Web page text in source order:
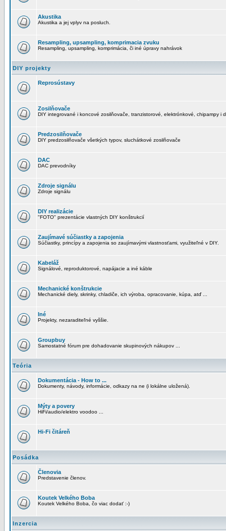
Akustika
Akustika a jej vplyv na posluch.
Resampling, upsampling, komprimacia zvuku
Resampling, upsampling, komprimácia, či iné úpravy nahrávok
DIY projekty
Reprosústavy
Zosilňovače
DIY integrované i koncové zosilňovače, tranzistorové, elektrónkové, chipampy i
Predzosilňovače
DIY predzosilňovače všetkých typov, sluchátkové zosilňovače
DAC
DAC prevodníky
Zdroje signálu
Zdroje signálu
DIY realizácie
"FOTO" prezentácie vlastných DIY konštrukcií
Zaujímavé súčiastky a zapojenia
Súčiastky, princípy a zapojenia so zaujímavými vlastnosťami, využiteľné v DIY.
Kabeláž
Signálové, reproduktorové, napájacie a iné káble
Mechanické konštrukcie
Mechanické diely, skrinky, chladiče, ich výroba, opracovanie, kúpa, atď ...
Iné
Projekty, nezaraditeľné vyššie.
Groupbuy
Samostatné fórum pre dohadovanie skupinových nákupov ...
Teória
Dokumentácia - How to ...
Dokumenty, návody, informácie, odkazy na ne (i lokálne uložená).
Mýty a povery
HiFi/audio/elektro voodoo ...
Hi-Fi čitáreň
Posádka
Členovia
Predstavenie členov.
Koutek Velkého Boba
Koutek Velkého Boba, čo viac dodať :-)
Inzercia